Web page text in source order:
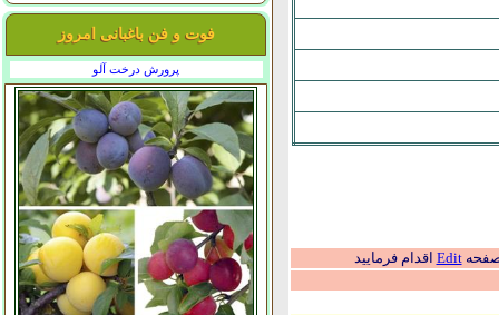
فوت و فن باغبانی امروز
پرورش درخت آلو
صفحهEdit اقدام فرمایید